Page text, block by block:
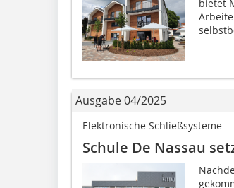
bietet
Ausgabe 04/2025
Elektronische Schließsysteme
Schule De Nassau